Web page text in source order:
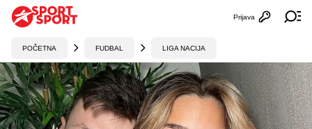
Otvori
Prijava
POČETNA FUDBAL LIGA NACIJA